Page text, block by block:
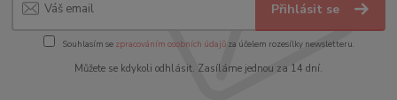
Přihlásit se
Souhlasím se zpracováním osobních údajůza účelem rozesílky newsletteru.
Můžete se kdykoli odhlásit. Zasíláme jednou za 14 dní.